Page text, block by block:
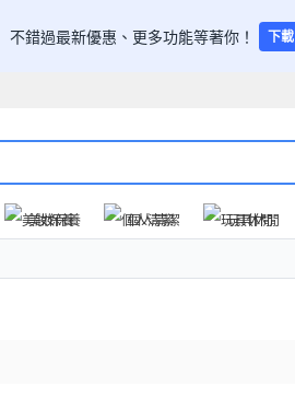
不錯過最新優惠、更多功能等著你！ 下載
美妝保養 個人清潔 玩具休閒